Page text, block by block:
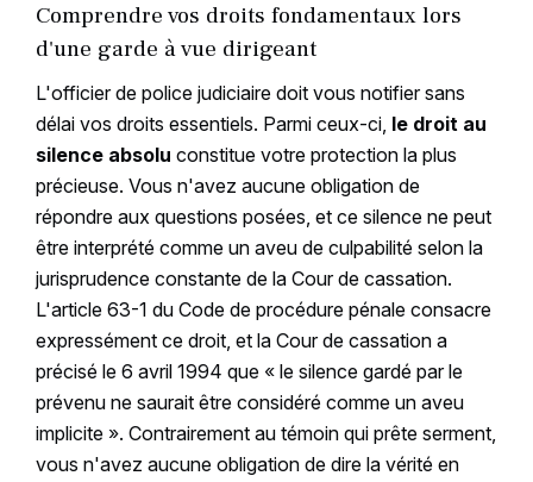
Comprendre vos droits fondamentaux lors
d'une garde à vue dirigeant
L'officier de police judiciaire doit vous notifier sans
délai vos droits essentiels. Parmi ceux-ci, le droit au
silence absolu constitue votre protection la plus
précieuse. Vous n'avez aucune obligation de
répondre aux questions posées, et ce silence ne peut
être interprété comme un aveu de culpabilité selon la
jurisprudence constante de la Cour de cassation.
L'article 63-1 du Code de procédure pénale consacre
expressément ce droit, et la Cour de cassation a
précisé le 6 avril 1994 que « le silence gardé par le
prévenu ne saurait être considéré comme un aveu
implicite ». Contrairement au témoin qui prête serment,
vous n'avez aucune obligation de dire la vérité en